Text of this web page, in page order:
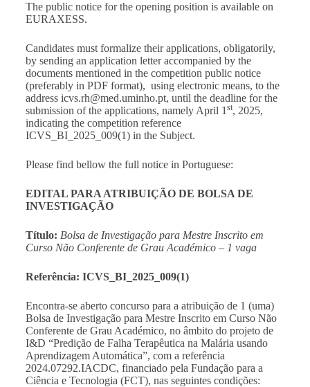
The public notice for the opening position is available on
EURAXESS.
Candidates must formalize their applications, obligatorily,
by sending an application letter accompanied by the
documents mentioned in the competition public notice
(preferably in PDF format), using electronic means, to the
address icvs.rh@med.uminho.pt, until the deadline for the
submission of the applications, namely April 1 st, 2025,
indicating the competition reference
ICVS_BI_2025_009(1) in the Subject.
Please find bellow the full notice in Portuguese:
EDITAL PARA ATRIBUIÇÃO DE BOLSA DE
INVESTIGAÇÃO
Título: Bolsa de Investigação para Mestre Inscrito em
Curso Não Conferente de Grau Académico – 1 vaga
Referência: ICVS_BI_2025_009(1)
Encontra-se aberto concurso para a atribuição de 1 (uma)
Bolsa de Investigação para Mestre Inscrito em Curso Não
Conferente de Grau Académico, no âmbito do projeto de
I&D “Predição de Falha Terapêutica na Malária usando
Aprendizagem Automática”, com a referência
2024.07292.IACDC, financiado pela Fundação para a
Ciência e Tecnologia (FCT), nas seguintes condições: